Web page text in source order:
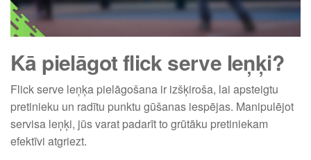
Kā pielāgot flick serve leņķi?
Flick serve leņķa pielāgošana ir izšķiroša, lai apsteigtu
pretinieku un radītu punktu gūšanas iespējas. Manipulējot
servisa leņķi, jūs varat padarīt to grūtāku pretiniekam
efektīvi atgriezt.